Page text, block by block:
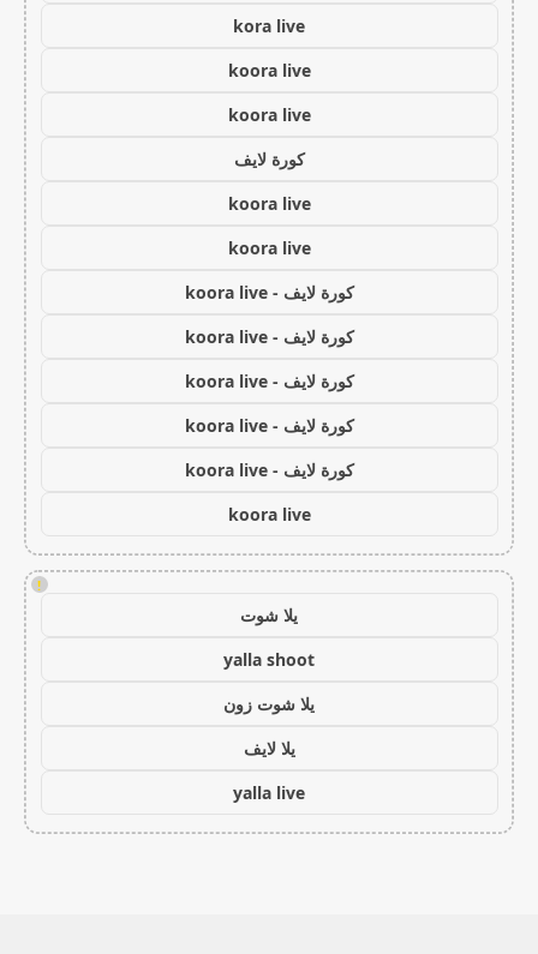
kora live
koora live
koora live
كورة لايف
koora live
koora live
كورة لايف - koora live
كورة لايف - koora live
كورة لايف - koora live
كورة لايف - koora live
كورة لايف - koora live
koora live
!
يلا شوت
yalla shoot
يلا شوت زون
يلا لايف
yalla live